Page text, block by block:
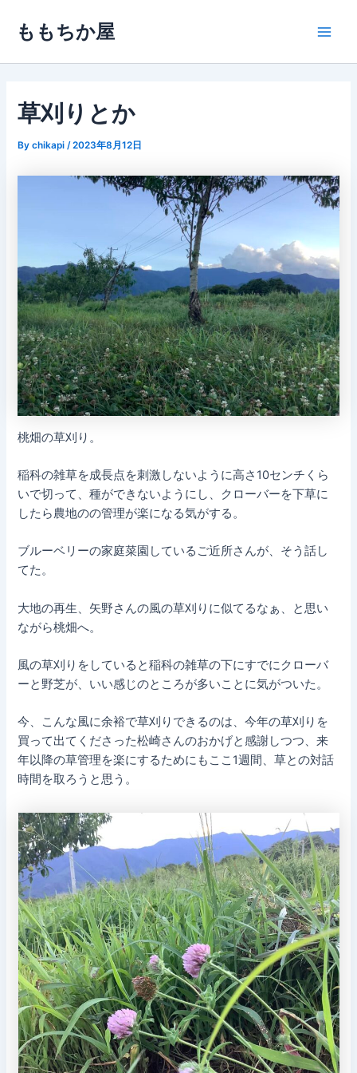
ス
ももちか屋
草刈りとか
Bychikapi /2023年8月12日
桃畑の草刈り。
稲科の雑草を成長点を刺激しないように高さ10センチくら
いで切って、種ができないようにし、クローバーを下草に
したら農地のの管理が楽になる気がする。
ブルーベリーの家庭菜園しているご近所さんが、そう話し
てた。
大地の再生、矢野さんの風の草刈りに似てるなぁ、と思い
ながら桃畑へ。
風の草刈りをしていると稲科の雑草の下にすでにクローバ
ーと野芝が、いい感じのところが多いことに気がついた。
今、こんな風に余裕で草刈りできるのは、今年の草刈りを
買って出てくださった松崎さんのおかげと感謝しつつ、来
年以降の草管理を楽にするためにもここ1週間、草との対話
時間を取ろうと思う。